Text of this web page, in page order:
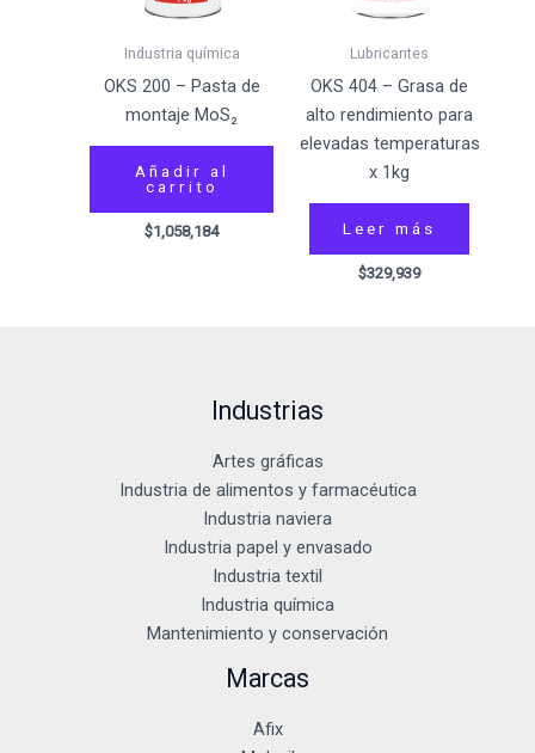
Industria química
OKS 200 – Pasta de
montaje MoS₂
Añadir al
carrito
$1,058,184
Lubricantes
OKS 404 – Grasa de
alto rendimiento para
elevadas temperaturas
x 1kg
Leer más
$329,939
Industrias
Artes gráficas
Industria de alimentos y farmacéutica
Industria naviera
Industria papel y envasado
Industria textil
Industria química
Mantenimiento y conservación
Marcas
Afix